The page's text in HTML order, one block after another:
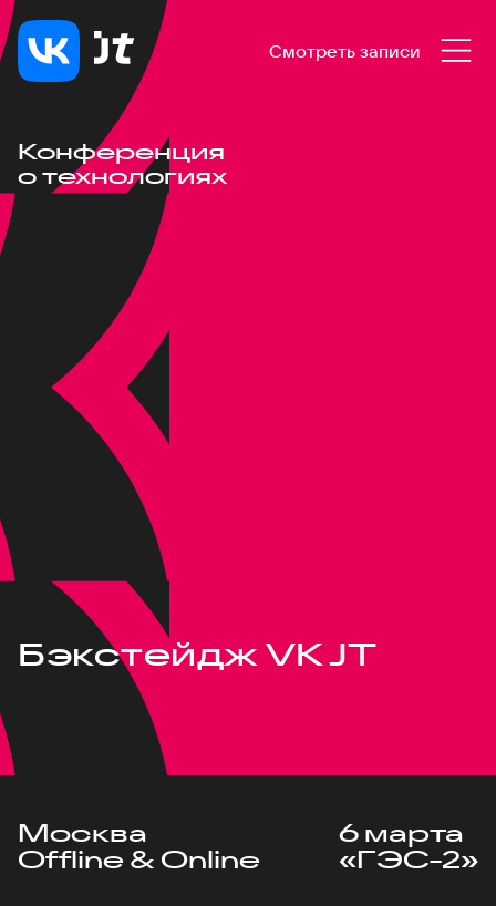
Смотреть записи
Конференция
о технологиях
Бэкстейдж VK JT
Москва
Offline & Online
6 марта
«ГЭС-2»